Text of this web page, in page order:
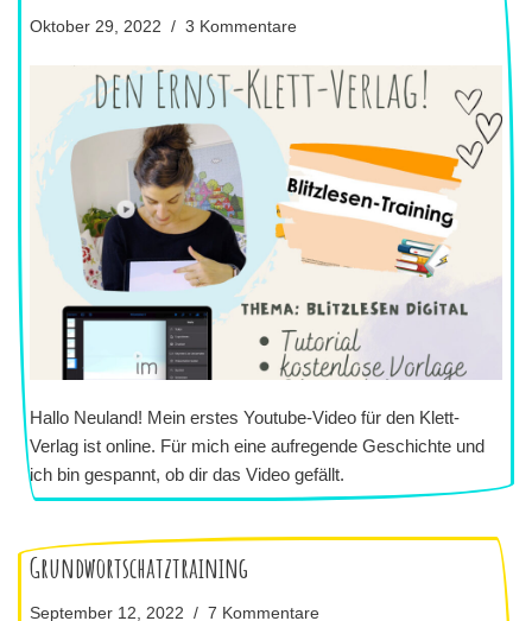
Oktober 29, 2022 3 Kommentare
Hallo Neuland! Mein erstes Youtube-Video für den Klett-
Verlag ist online. Für mich eine aufregende Geschichte und
ich bin gespannt, ob dir das Video gefällt.
Grundwortschatztraining
September 12, 2022 7 Kommentare